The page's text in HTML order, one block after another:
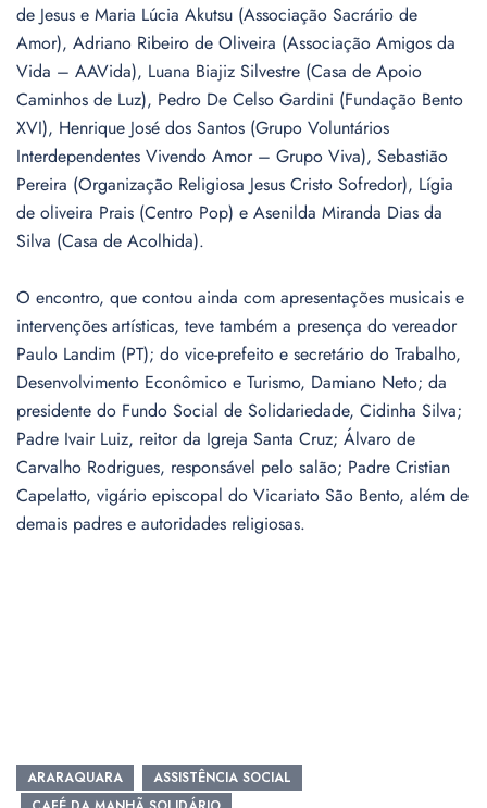
de Jesus e Maria Lúcia Akutsu (Associação Sacrário de
Amor), Adriano Ribeiro de Oliveira (Associação Amigos da
Vida – AAVida), Luana Biajiz Silvestre (Casa de Apoio
Caminhos de Luz), Pedro De Celso Gardini (Fundação Bento
XVI), Henrique José dos Santos (Grupo Voluntários
Interdependentes Vivendo Amor – Grupo Viva), Sebastião
Pereira (Organização Religiosa Jesus Cristo Sofredor), Lígia
de oliveira Prais (Centro Pop) e Asenilda Miranda Dias da
Silva (Casa de Acolhida).
O encontro, que contou ainda com apresentações musicais e
intervenções artísticas, teve também a presença do vereador
Paulo Landim (PT); do vice-prefeito e secretário do Trabalho,
Desenvolvimento Econômico e Turismo, Damiano Neto; da
presidente do Fundo Social de Solidariedade, Cidinha Silva;
Padre Ivair Luiz, reitor da Igreja Santa Cruz; Álvaro de
Carvalho Rodrigues, responsável pelo salão; Padre Cristian
Capelatto, vigário episcopal do Vicariato São Bento, além de
demais padres e autoridades religiosas.
ARARAQUARA
ASSISTÊNCIA SOCIAL